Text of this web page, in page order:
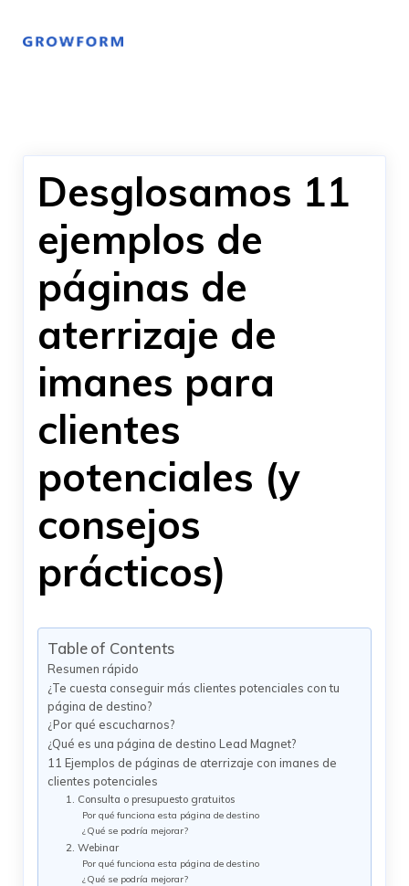
Desglosamos 11
ejemplos de
páginas de
aterrizaje de
imanes para
clientes
potenciales (y
consejos
prácticos)
Table of Contents
Resumen rápido
¿Te cuesta conseguir más clientes potenciales con tu
página de destino?
¿Por qué escucharnos?
¿Qué es una página de destino Lead Magnet?
11 Ejemplos de páginas de aterrizaje con imanes de
clientes potenciales
1. Consulta o presupuesto gratuitos
Por qué funciona esta página de destino
¿Qué se podría mejorar?
2. Webinar
Por qué funciona esta página de destino
¿Qué se podría mejorar?